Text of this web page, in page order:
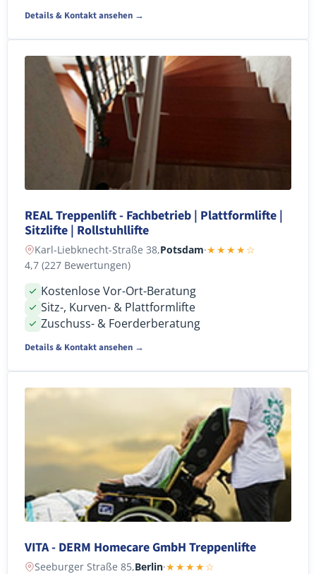
Details & Kontakt ansehen →
REAL Treppenlift - Fachbetrieb | Plattformlifte |
Sitzlifte | Rollstuhllifte
Karl-Liebknecht-Straße 38,Potsdam·★★★★☆
4,7 (227 Bewertungen)
Kostenlose Vor-Ort-Beratung
Sitz-, Kurven- & Plattformlifte
Zuschuss- & Foerderberatung
Details & Kontakt ansehen →
VITA - DERM Homecare GmbH Treppenlifte
Seeburger Straße 85,Berlin·★★★★☆